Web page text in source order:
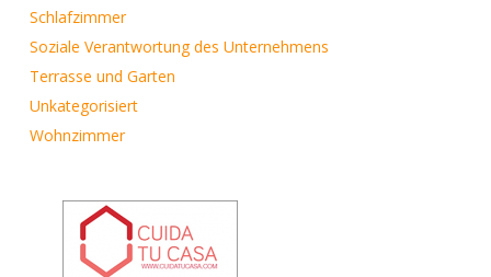
Schlafzimmer
Soziale Verantwortung des Unternehmens
Terrasse und Garten
Unkategorisiert
Wohnzimmer